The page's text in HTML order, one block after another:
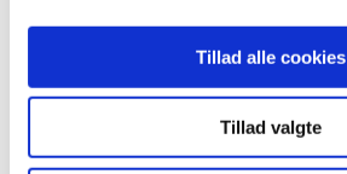
Tillad alle cookies
Tillad valgte
2005 (2)